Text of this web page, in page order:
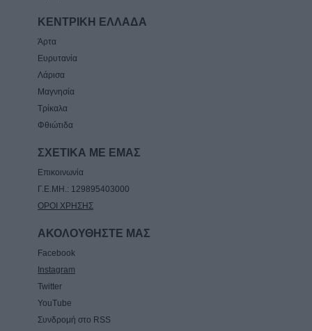
ΚΕΝΤΡΙΚΗ ΕΛΛΑΔΑ
Άρτα
Ευρυτανία
Λάρισα
Μαγνησία
Τρίκαλα
Φθιώτιδα
ΣΧΕΤΙΚΑ ΜΕ ΕΜΑΣ
Επικοινωνία
Γ.Ε.ΜΗ.: 129895403000
ΟΡΟΙ ΧΡΗΣΗΣ
ΑΚΟΛΟΥΘΗΣΤΕ ΜΑΣ
Facebook
Instagram
Twitter
YouTube
Συνδρομή στο RSS